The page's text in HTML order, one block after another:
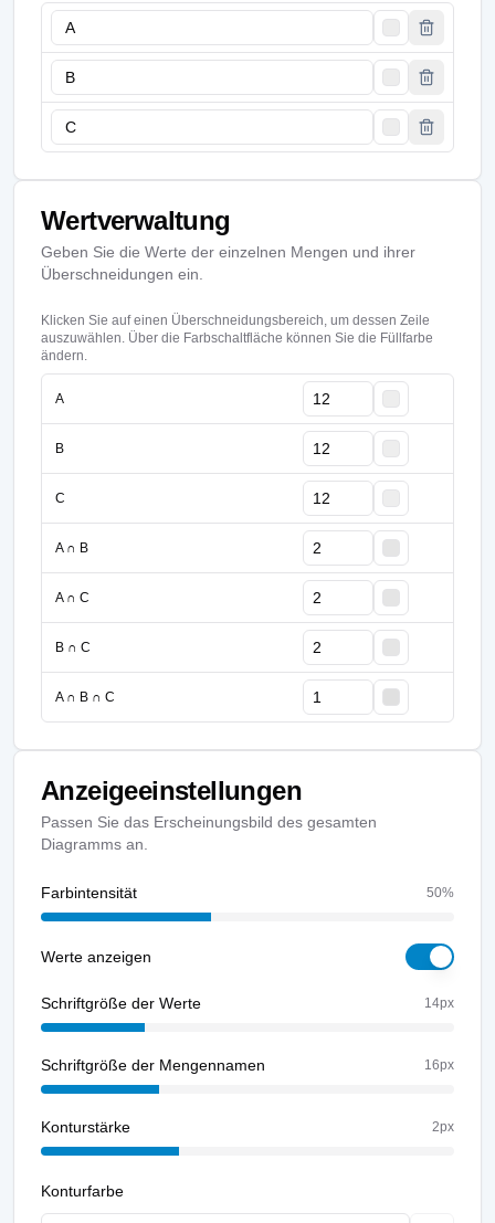
Wertverwaltung
Geben Sie die Werte der einzelnen Mengen und ihrer
Überschneidungen ein.
Klicken Sie auf einen Überschneidungsbereich, um dessen Zeile
auszuwählen. Über die Farbschaltfläche können Sie die Füllfarbe
ändern.
A
B
C
A ∩ B
A ∩ C
B ∩ C
A ∩ B ∩ C
Anzeigeeinstellungen
Passen Sie das Erscheinungsbild des gesamten
Diagramms an.
Farbintensität 50%
Werte anzeigen
Schriftgröße der Werte 14px
Schriftgröße der Mengennamen 16px
Konturstärke 2px
Konturfarbe